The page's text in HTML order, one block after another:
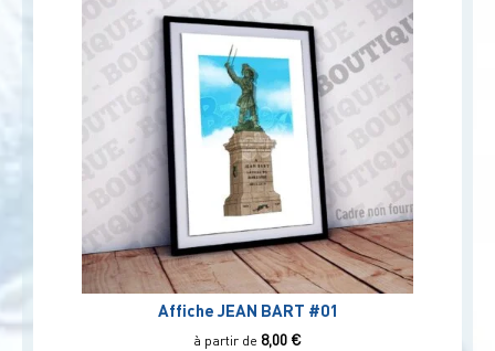
au
plus
ancien
Affiche JEAN BART #01
à partir de 8,00 €